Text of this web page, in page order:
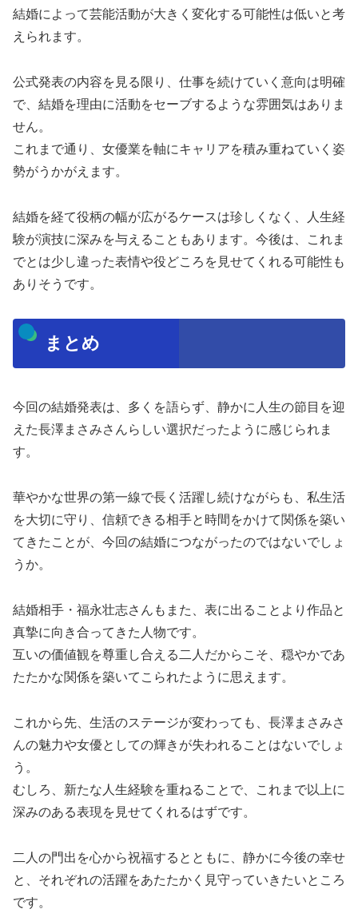
結婚によって芸能活動が大きく変化する可能性は低いと考
えられます。
公式発表の内容を見る限り、仕事を続けていく意向は明確
で、結婚を理由に活動をセーブするような雰囲気はありま
せん。
これまで通り、女優業を軸にキャリアを積み重ねていく姿
勢がうかがえます。
結婚を経て役柄の幅が広がるケースは珍しくなく、人生経
験が演技に深みを与えることもあります。今後は、これま
でとは少し違った表情や役どころを見せてくれる可能性も
ありそうです。
まとめ
今回の結婚発表は、多くを語らず、静かに人生の節目を迎
えた長澤まさみさんらしい選択だったように感じられま
す。
華やかな世界の第一線で長く活躍し続けながらも、私生活
を大切に守り、信頼できる相手と時間をかけて関係を築い
てきたことが、今回の結婚につながったのではないでしょ
うか。
結婚相手・福永壮志さんもまた、表に出ることより作品と
真摯に向き合ってきた人物です。
互いの価値観を尊重し合える二人だからこそ、穏やかであ
たたかな関係を築いてこられたように思えます。
これから先、生活のステージが変わっても、長澤まさみさ
んの魅力や女優としての輝きが失われることはないでしょ
う。
むしろ、新たな人生経験を重ねることで、これまで以上に
深みのある表現を見せてくれるはずです。
二人の門出を心から祝福するとともに、静かに今後の幸せ
と、それぞれの活躍をあたたかく見守っていきたいところ
です。